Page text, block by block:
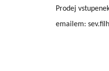
Prodej
emailem: